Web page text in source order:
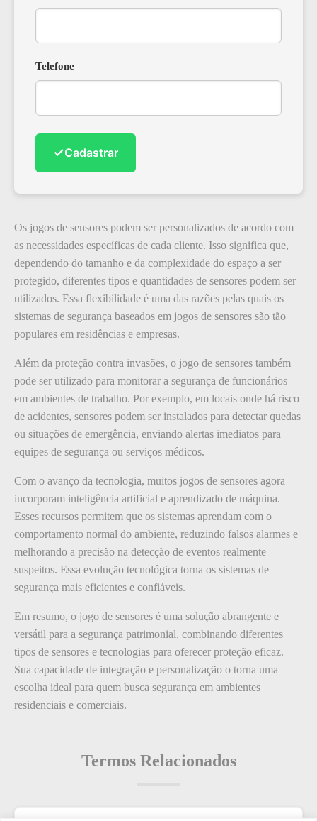
Telefone
✓Cadastrar
Os jogos de sensores podem ser personalizados de acordo com
as necessidades específicas de cada cliente. Isso significa que,
dependendo do tamanho e da complexidade do espaço a ser
protegido, diferentes tipos e quantidades de sensores podem ser
utilizados. Essa flexibilidade é uma das razões pelas quais os
sistemas de segurança baseados em jogos de sensores são tão
populares em residências e empresas.
Além da proteção contra invasões, o jogo de sensores também
pode ser utilizado para monitorar a segurança de funcionários
em ambientes de trabalho. Por exemplo, em locais onde há risco
de acidentes, sensores podem ser instalados para detectar quedas
ou situações de emergência, enviando alertas imediatos para
equipes de segurança ou serviços médicos.
Com o avanço da tecnologia, muitos jogos de sensores agora
incorporam inteligência artificial e aprendizado de máquina.
Esses recursos permitem que os sistemas aprendam com o
comportamento normal do ambiente, reduzindo falsos alarmes e
melhorando a precisão na detecção de eventos realmente
suspeitos. Essa evolução tecnológica torna os sistemas de
segurança mais eficientes e confiáveis.
Em resumo, o jogo de sensores é uma solução abrangente e
versátil para a segurança patrimonial, combinando diferentes
tipos de sensores e tecnologias para oferecer proteção eficaz.
Sua capacidade de integração e personalização o torna uma
escolha ideal para quem busca segurança em ambientes
residenciais e comerciais.
Termos Relacionados